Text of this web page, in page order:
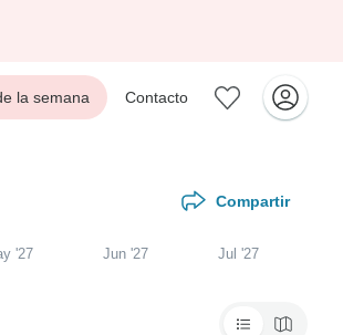
la semana Contacto
Compartir
'27 Jun '27 Jul '27